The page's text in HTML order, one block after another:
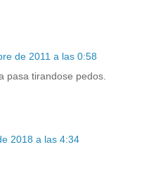
de 2011 a las 0:58
pasa tirandose pedos.
2018 a las 4:34